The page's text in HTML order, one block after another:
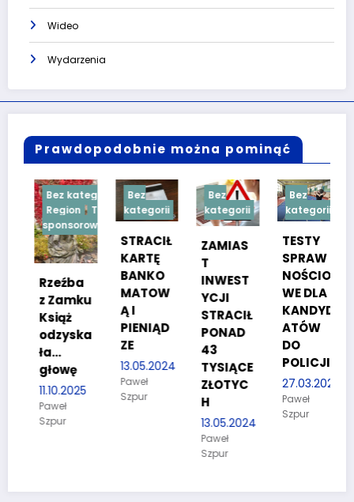
Wideo
Wydarzenia
Prawdopodobnie można pominąć
Bez kategorii
Region
Treść
sponsorowana
Rzeźba
z Zamku
Książ
odzyska
ła…
głowę
11.10.2025
Paweł
Szpur
Bez
kategorii
STRACIŁ
KARTĘ
BANKO
MATOW
Ą I
PIENIĄD
ZE
13.05.2024
Paweł
Szpur
Bez
kategorii
ZAMIAS
INWEST
YCJI
STRACIŁ
PONAD
43
TYSIĄCE
ZŁOTYC
13.05.2024
Paweł
Szpur
Bez
kategorii
TESTY
SPRAW
NOŚCIO
WE DLA
KANDYD
ATÓW
DO
POLICJI
27.03.2024
Paweł
Szpur